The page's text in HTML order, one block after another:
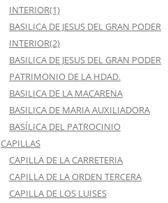
INTERIOR(1)
BASILICA DE JESUS DEL GRAN PODER
INTERIOR(2)
BASILICA DE JESUS DEL GRAN PODER
PATRIMONIO DE LA HDAD.
BASILICA DE LA MACARENA
BASILICA DE MARIA AUXILIADORA
BASÍLICA DEL PATROCINIO
CAPILLAS
CAPILLA DE LA CARRETERIA
CAPILLA DE LA ORDEN TERCERA
CAPILLA DE LOS LUISES